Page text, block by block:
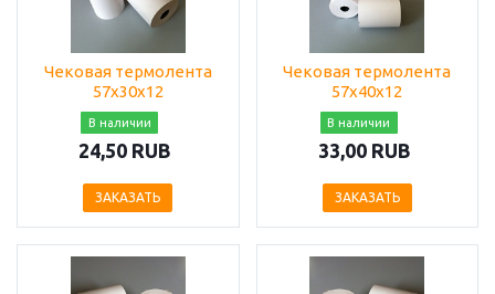
Чековая термолента
57х30х12
В наличии
24,50 RUB
ЗАКАЗАТЬ
Чековая термолента
57х40х12
В наличии
33,00 RUB
ЗАКАЗАТЬ